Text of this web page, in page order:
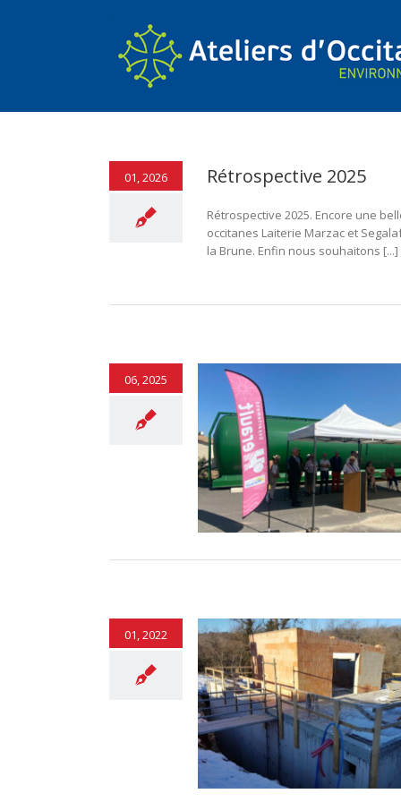
01, 2026 Rétrospective 2025
Rétrospective 2025. Encore une
occitanes Laiterie Marzac et
la Brune. Enfin nous souhaitons [...]
06, 2025
01, 2022